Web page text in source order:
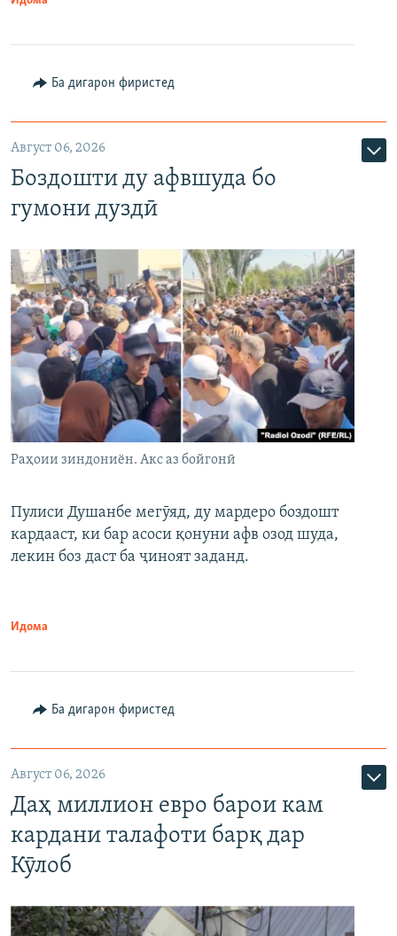
Ба дигарон фиристед
Август 06, 2026
Боздошти ду афвшуда бо
гумони дуздӣ
Раҳоии зиндониён. Акс аз бойгонӣ
Пулиси Душанбе мегӯяд, ду мардеро боздошт
кардааст, ки бар асоси қонуни афв озод шуда,
лекин боз даст ба ҷиноят заданд.
Идома
Ба дигарон фиристед
Август 06, 2026
Даҳ миллион евро барои кам
кардани талафоти барқ дар
Кӯлоб